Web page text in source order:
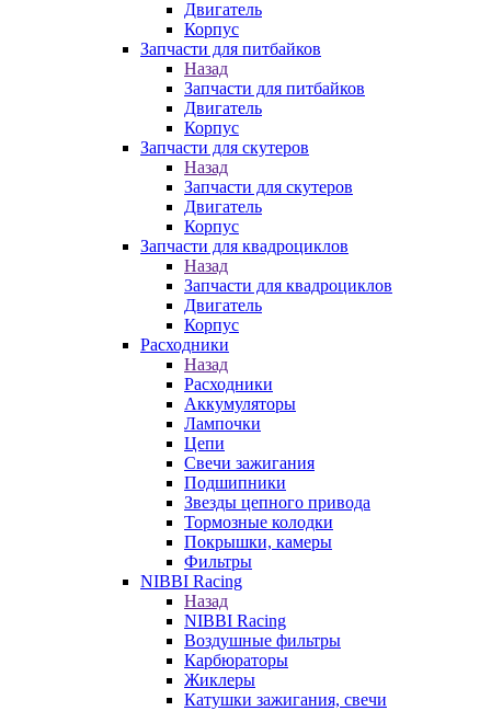
Двигатель
Корпус
Запчасти для питбайков
Назад
Запчасти для питбайков
Двигатель
Корпус
Запчасти для скутеров
Назад
Запчасти для скутеров
Двигатель
Корпус
Запчасти для квадроциклов
Назад
Запчасти для квадроциклов
Двигатель
Корпус
Расходники
Назад
Расходники
Аккумуляторы
Лампочки
Цепи
Свечи зажигания
Подшипники
Звезды цепного привода
Тормозные колодки
Покрышки, камеры
Фильтры
NIBBI Racing
Назад
NIBBI Racing
Воздушные фильтры
Карбюраторы
Жиклеры
Катушки зажигания, свечи